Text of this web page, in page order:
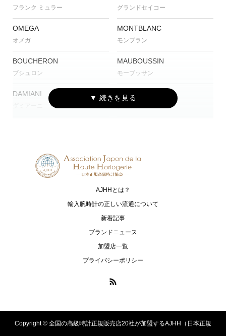
フランク ミュラー グランドセイコー
OMEGA
オメガ
MONTBLANC
モンブラン
BOUCHERON
ブシュロン
MAUBOUSSIN
モーブッサン
DAMIANI CVSTOS
G-SHOCK
ジーショック
Baby-G
ベイビージー
CAMPANOLA
カンパノラ
セイコー
CITIZEN L
ASTRON MT-G
AJHHとは？
輸入腕時計の正しい流通について
新着記事
ブランドニュース
加盟店一覧
プライバシーポリシー
Copyright © 全国の高級時計正規販売店20社が加盟するAJHH（日本正規